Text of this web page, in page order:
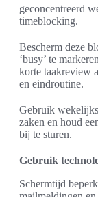
geconcentreerd
timeblocking.
Bescherm deze
‘busy’ te
korte taakreview
en eindroutine.
Gebruik
zaken en houd
bij te sturen.
Gebruik
Schermtijd